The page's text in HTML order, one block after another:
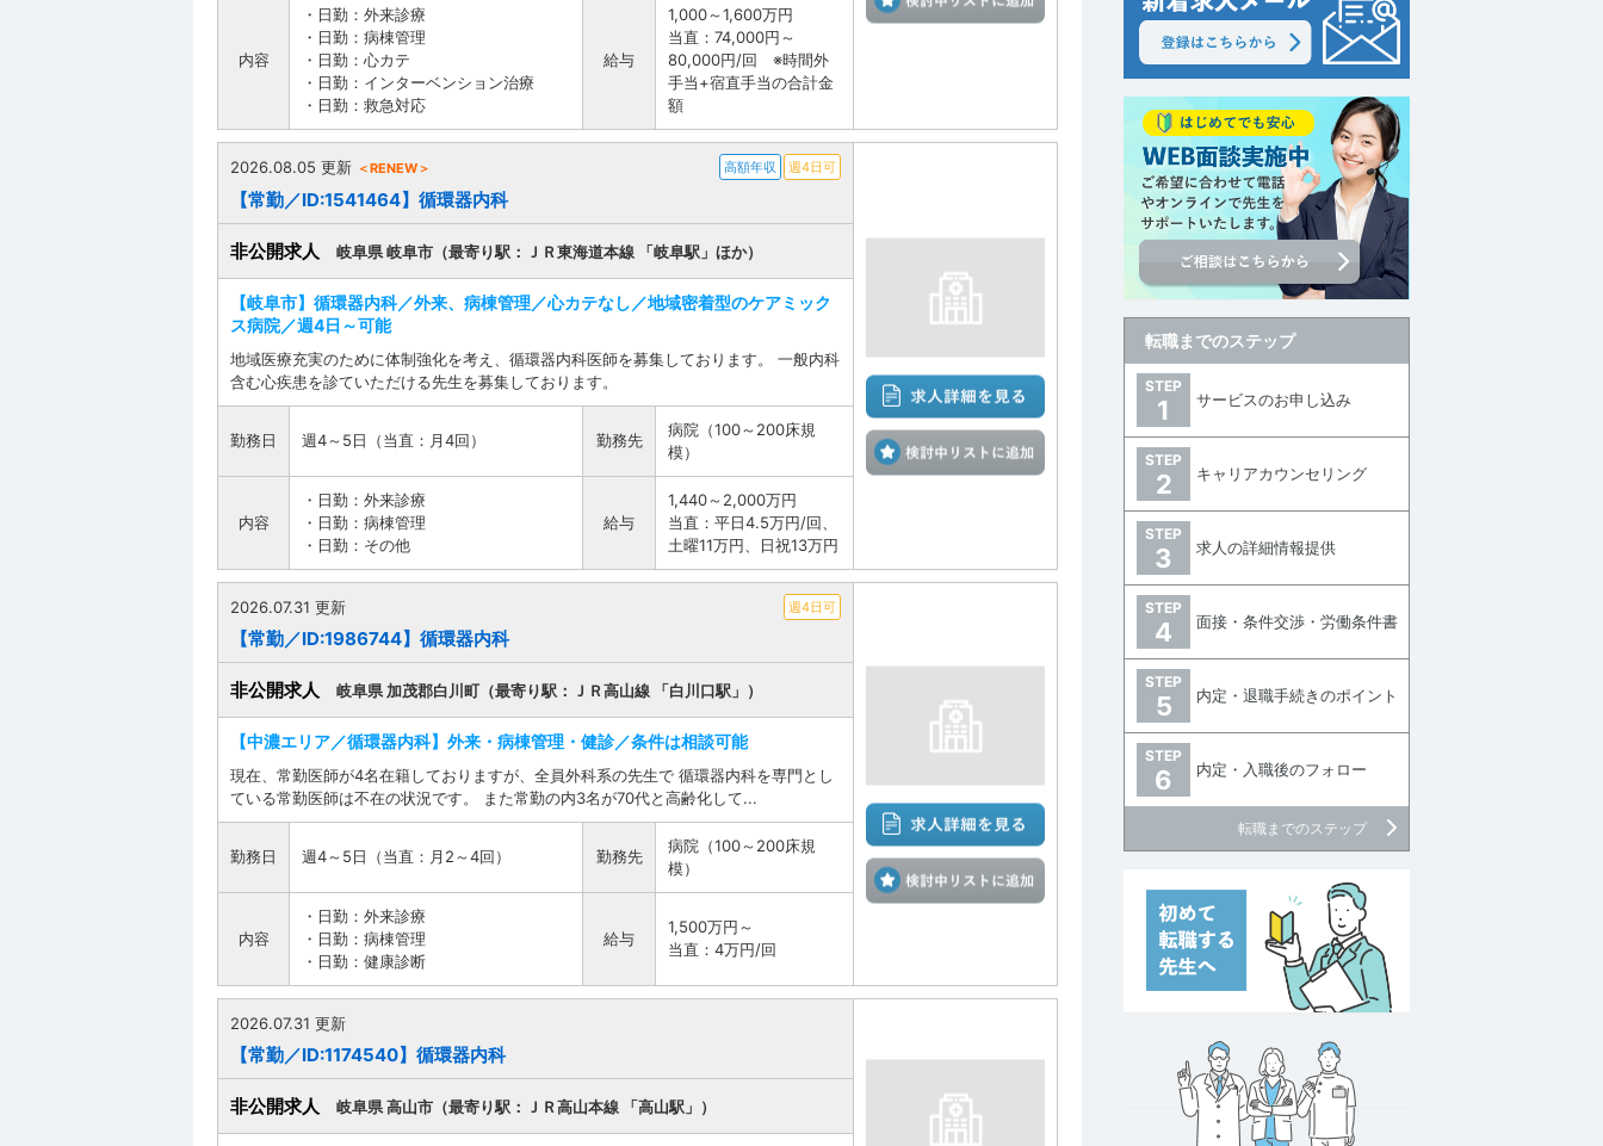
内容
・日勤：外来診療
・日勤：病棟管理
・日勤：心カテ
・日勤：インターベンション治療
・日勤：救急対応
給与
1,000～1,600万円
当直：74,000円～
80,000円/回 ※時間外
手当+宿直手当の合計金
額
2026.08.05 更新 ＜RENEW＞ 高額年収 週4日可
【常勤／ID:1541464】循環器内科
検討中リストに追加
非公開求人 岐阜県 岐阜市（最寄り駅：ＪＲ東海道本線 「岐阜駅」ほか）
【岐阜市】循環器内科／外来、病棟管理／心カテなし／地域密着型のケアミック
ス病院／週4日～可能
地域医療充実のために体制強化を考え、循環器内科医師を募集しております。 一般内科
含む心疾患を診ていただける先生を募集しております。
勤務日 週4～5日（当直：月4回） 勤務先
病院（100～200床規
模）
内容
・日勤：外来診療
・日勤：病棟管理
・日勤：その他
給与
1,440～2,000万円
当直：平日4.5万円/回、
土曜11万円、日祝13万円
2026.07.31 更新 週4日可
【常勤／ID:1986744】循環器内科
非公開求人 岐阜県 加茂郡白川町（最寄り駅：ＪＲ高山線 「白川口駅」）
【中濃エリア／循環器内科】外来・病棟管理・健診／条件は相談可能
現在、常勤医師が4名在籍しておりますが、全員外科系の先生で 循環器内科を専門とし
ている常勤医師は不在の状況です。 また常勤の内3名が70代と高齢化して...
勤務日 週4～5日（当直：月2～4回） 勤務先
病院（100～200床規
模）
内容
・日勤：外来診療
・日勤：病棟管理
・日勤：健康診断
給与
1,500万円～
当直：4万円/回
2026.07.31 更新
【常勤／ID:1174540】循環器内科
非公開求人 岐阜県 高山市（最寄り駅：ＪＲ高山本線 「高山駅」）
転職までのステップ
STEP
1 サービスのお申し込み
STEP
2 キャリアカウンセリング
STEP
3 求人の詳細情報提供
STEP
4 面接・条件交渉・労働条件書
STEP
5 内定・退職手続きのポイント
STEP
6 内定・入職後のフォロー
転職までのステップ